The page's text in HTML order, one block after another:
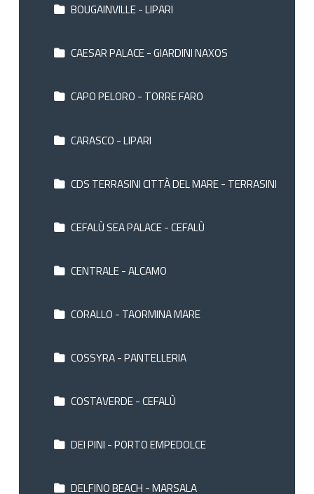
BOUGAINVILLE - LIPARI
CAESAR PALACE - GIARDINI NAXOS
CAPO PELORO - TORRE FARO
CARASCO - LIPARI
CDS TERRASINI CITTÀ DEL MARE - TERRASINI
CEFALÙ SEA PALACE - CEFALÙ
CENTRALE - ALCAMO
CORALLO - TAORMINA MARE
COSSYRA - PANTELLERIA
COSTAVERDE - CEFALÙ
DEI PINI - PORTO EMPEDOLCE
DELFINO BEACH - MARSALA